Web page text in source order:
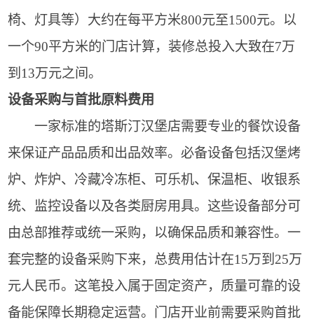
椅、灯具等）大约在每平方米800元至1500元。以
一个90平方米的门店计算，装修总投入大致在7万
到13万元之间。
设备采购与首批原料费用
一家标准的塔斯汀汉堡店需要专业的餐饮设备
来保证产品品质和出品效率。必备设备包括汉堡烤
炉、炸炉、冷藏冷冻柜、可乐机、保温柜、收银系
统、监控设备以及各类厨房用具。这些设备部分可
由总部推荐或统一采购，以确保品质和兼容性。一
套完整的设备采购下来，总费用估计在15万到25万
元人民币。这笔投入属于固定资产，质量可靠的设
备能保障长期稳定运营。门店开业前需要采购首批